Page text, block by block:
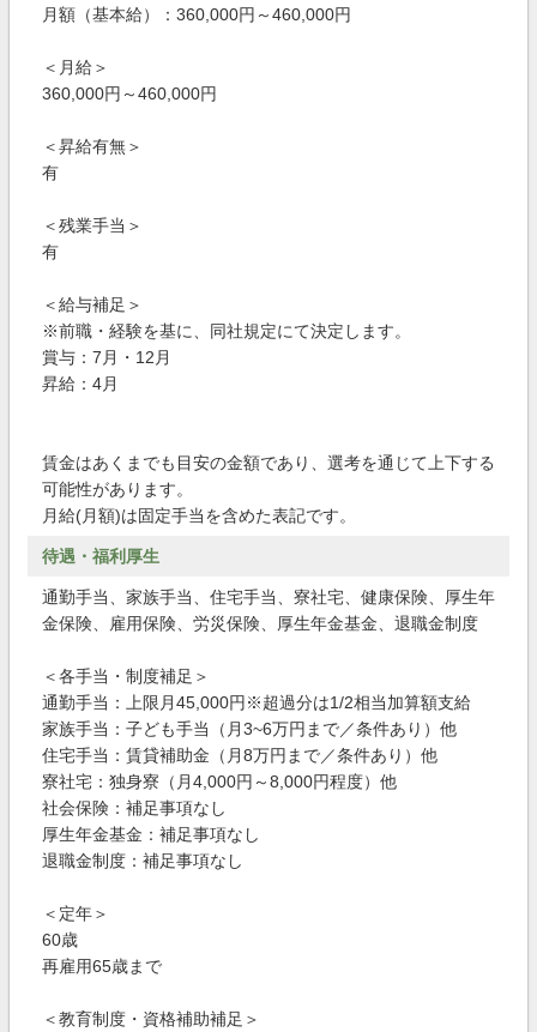
月額（基本給）：360,000円～460,000円
＜月給＞
360,000円～460,000円
＜昇給有無＞
有
＜残業手当＞
有
＜給与補足＞
※前職・経験を基に、同社規定にて決定します。
賞与：7月・12月
昇給：4月
賃金はあくまでも目安の金額であり、選考を通じて上下する
可能性があります。
月給(月額)は固定手当を含めた表記です。
待遇・福利厚生
通勤手当、家族手当、住宅手当、寮社宅、健康保険、厚生年
金保険、雇用保険、労災保険、厚生年金基金、退職金制度
＜各手当・制度補足＞
通勤手当：上限月45,000円※超過分は1/2相当加算額支給
家族手当：子ども手当（月3~6万円まで／条件あり）他
住宅手当：賃貸補助金（月8万円まで／条件あり）他
寮社宅：独身寮（月4,000円～8,000円程度）他
社会保険：補足事項なし
厚生年金基金：補足事項なし
退職金制度：補足事項なし
＜定年＞
60歳
再雇用65歳まで
＜教育制度・資格補助補足＞